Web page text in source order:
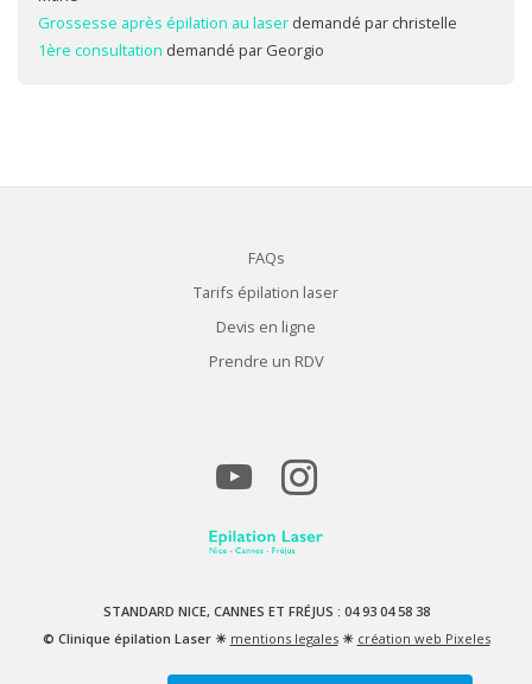
Grossesse après épilation au laserdemandé par christelle
1ère consultation demandé par Georgio
FAQs
Tarifs épilation laser
Devis en ligne
Prendre un RDV
STANDARD NICE, CANNES ET FRÉJUS : 04 93 04 58 38
© Clinique épilation Laser ☀ mentions legales☀ création web Pixeles